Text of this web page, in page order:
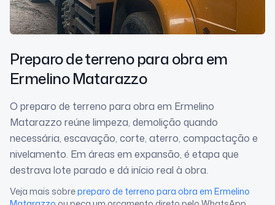
Preparo de terreno para obra em
Ermelino Matarazzo
O preparo de terreno para obra em Ermelino
Matarazzo reúne limpeza, demolição quando
necessária, escavação, corte, aterro, compactação e
nivelamento. Em áreas em expansão, é etapa que
destrava lote parado e dá início real à obra.
Veja mais sobrepreparo de terreno para obra em Ermelino